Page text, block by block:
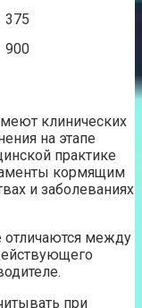
375
900
клинических
на этапе
практике
кормящим
и заболеваниях
отличаются между
при